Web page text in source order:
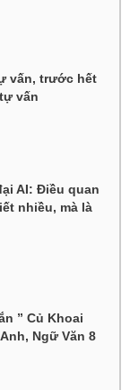
vấn, trước hết
vấn
AI: Điều quan
nhiều, mà là
” Củ Khoai
Ngữ Văn 8